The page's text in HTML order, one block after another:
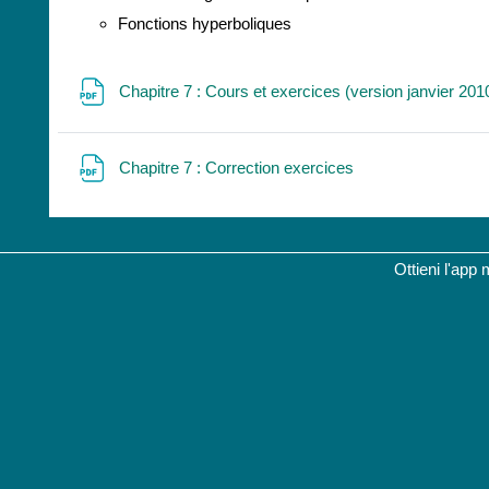
Fonctions hyperboliques
Chapitre 7 : Cours et exercices (version janvier
Chapitre 7 : Correction exercices
Ottieni l'app